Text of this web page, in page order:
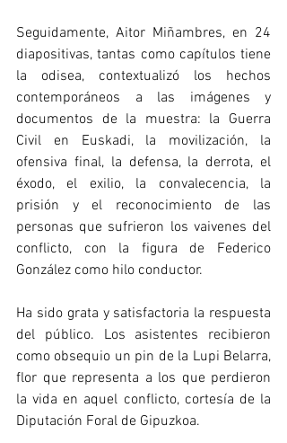
Seguidamente, Aitor Miñambres, en 24
diapositivas, tantas como capítulos tiene
la odisea, contextualizó los hechos
contemporáneos a las imágenes y
documentos de la muestra: la Guerra
Civil en Euskadi, la movilización, la
ofensiva final, la defensa, la derrota, el
éxodo, el exilio, la convalecencia, la
prisión y el reconocimiento de las
personas que sufrieron los vaivenes del
conflicto, con la figura de Federico
González como hilo conductor.
Ha sido grata y satisfactoria la respuesta
del público. Los asistentes recibieron
como obsequio un pin de la Lupi Belarra,
flor que representa a los que perdieron
la vida en aquel conflicto, cortesía de la
Diputación Foral de Gipuzkoa.